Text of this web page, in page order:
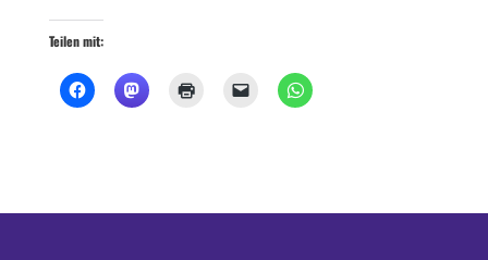
Teilen mit: